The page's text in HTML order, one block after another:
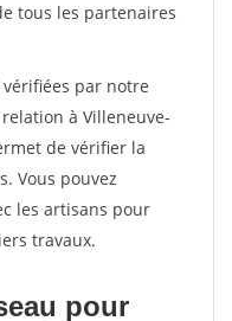
tous les partenaires
par notre
à Villeneuve-
de vérifier la
Vous pouvez
les artisans pour
travaux.
pour